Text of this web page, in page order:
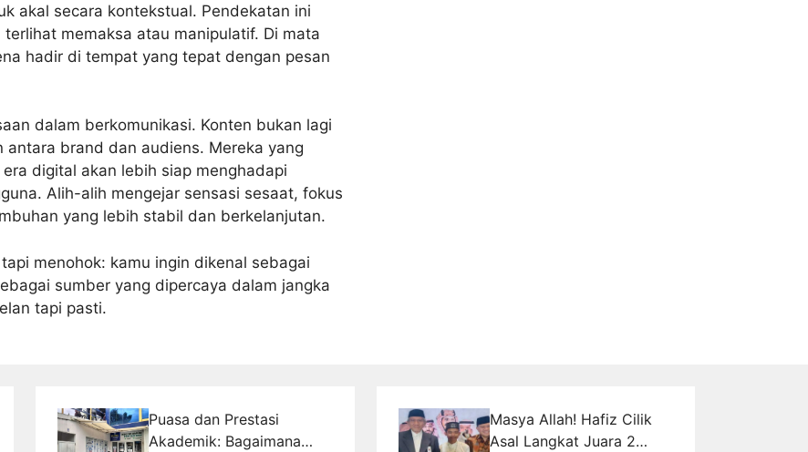
akal secara kontekstual. Pendekatan ini
memaksa atau manipulatif. Di mata
hadir di tempat yang tepat dengan pesan
dalam berkomunikasi. Konten bukan lagi
brand dan audiens. Mereka yang
digital akan lebih siap menghadapi
Alih-alih mengejar sensasi sesaat, fokus
yang lebih stabil dan berkelanjutan.
menohok: kamu ingin dikenal sebagai
sumber yang dipercaya dalam jangka
tapi pasti.
Puasa dan Prestasi
Akademik: Bagaimana
Masya Allah! Hafiz Cilik
Asal Langkat Juara 2